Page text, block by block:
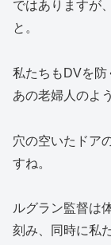
ではありますが
と。
私たちもDVを防
あの老婦人のよ
穴の空いたドア
すね。
ルグラン監督は
刻み、同時に私